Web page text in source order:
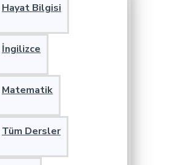
Hayat Bilgisi
İngilizce
Matematik
Tüm Dersler